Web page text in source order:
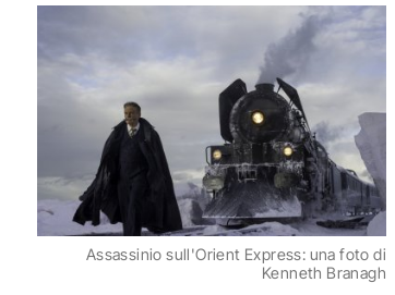
Assassinio sull'Orient Express: una foto di
Kenneth Branagh